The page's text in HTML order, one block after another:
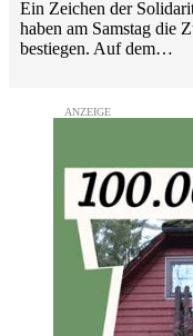
Ein Zeichen der
haben am Samstag die
bestiegen. Auf dem…